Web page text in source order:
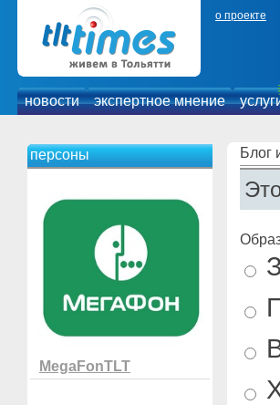
о проекте
новости экспертное мнение
персоны
MegaFonTLT
Блог